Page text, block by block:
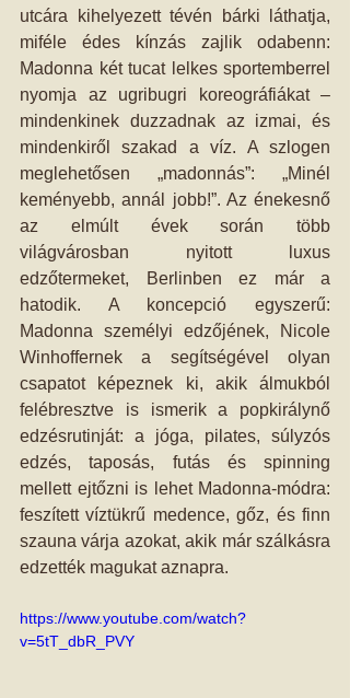
utcára kihelyezett tévén bárki láthatja,
miféle édes kínzás zajlik odabenn:
Madonna két tucat lelkes sportemberrel
nyomja az ugribugri koreográfiákat –
mindenkinek duzzadnak az izmai, és
mindenkiről szakad a víz. A szlogen
meglehetősen „madonnás”: „Minél
keményebb, annál jobb!”. Az énekesnő
az elmúlt évek során több
világvárosban nyitott luxus
edzőtermeket, Berlinben ez már a
hatodik. A koncepció egyszerű:
Madonna személyi edzőjének, Nicole
Winhoffernek a segítségével olyan
csapatot képeznek ki, akik álmukból
felébresztve is ismerik a popkirálynő
edzésrutinját: a jóga, pilates, súlyzós
edzés, taposás, futás és spinning
mellett ejtőzni is lehet Madonna-módra:
feszített víztükrű medence, gőz, és finn
szauna várja azokat, akik már szálkásra
edzették magukat aznapra.
https://www.youtube.com/watch?
v=5tT_dbR_PVY